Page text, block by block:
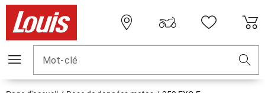
Mot-clé